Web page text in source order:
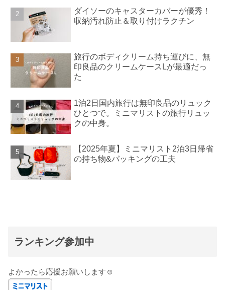
ダイソーのキャスターカバーが優秀！
収納汚れ防止＆取り付けラクチン
旅行のボディクリーム持ち運びに、無
印良品のクリームケースLが最適だっ
た
1泊2日国内旅行は無印良品のリュック
ひとつで。ミニマリストの旅行リュッ
クの中身。
【2025年夏】ミニマリスト2泊3日帰省
の持ち物&パッキングの工夫
ランキング参加中
よかったら応援お願いします☺️